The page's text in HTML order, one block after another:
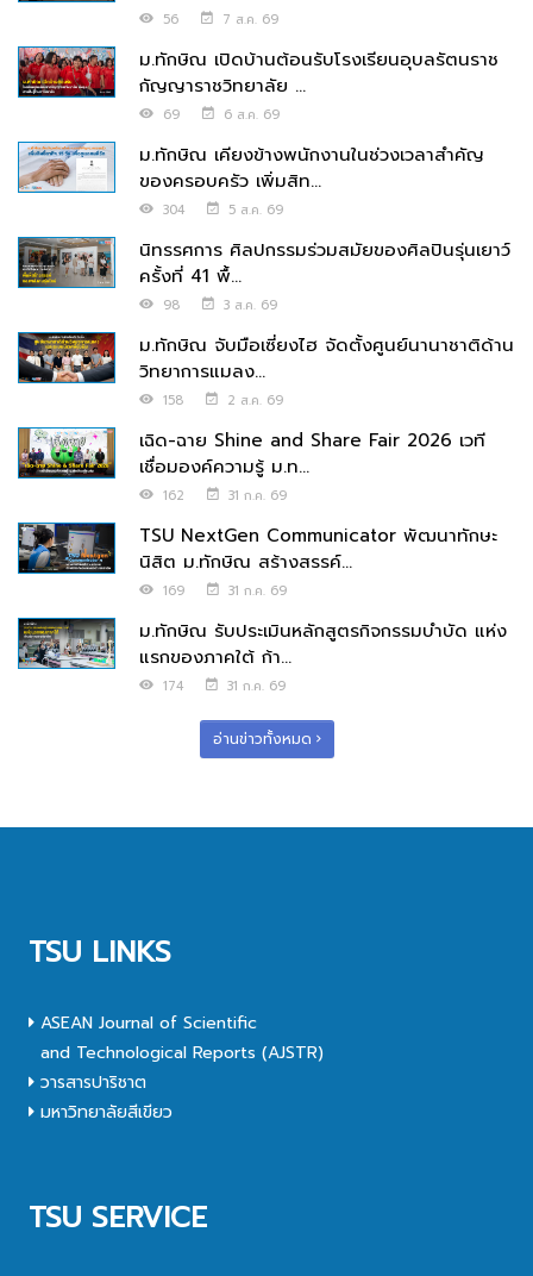
56 7 ส.ค. 69
ม.ทักษิณ เปิดบ้านต้อนรับโรงเรียนอุบลรัตนราช
กัญญาราชวิทยาลัย ...
69 6 ส.ค. 69
ม.ทักษิณ เคียงข้างพนักงานในช่วงเวลาสำคัญ
ของครอบครัว เพิ่มสิท...
304 5 ส.ค. 69
นิทรรศการ ศิลปกรรมร่วมสมัยของศิลปินรุ่นเยาว์
ครั้งที่ 41 พื้...
98 3 ส.ค. 69
ม.ทักษิณ จับมือเซี่ยงไฮ จัดตั้งศูนย์นานาชาติด้าน
วิทยาการแมลง...
158 2 ส.ค. 69
เฉิด-ฉาย Shine and Share Fair 2026 เวที
เชื่อมองค์ความรู้ ม.ท...
162 31 ก.ค. 69
TSU NextGen Communicator พัฒนาทักษะ
นิสิต ม.ทักษิณ สร้างสรรค์...
169 31 ก.ค. 69
ม.ทักษิณ รับประเมินหลักสูตรกิจกรรมบำบัด แห่ง
แรกของภาคใต้ ก้า...
174 31 ก.ค. 69
อ่านข่าวทั้งหมด
TSU LINKS
ASEAN Journal of Scientific
and Technological Reports (AJSTR)
วารสารปาริชาต
มหาวิทยาลัยสีเขียว
TSU SERVICE